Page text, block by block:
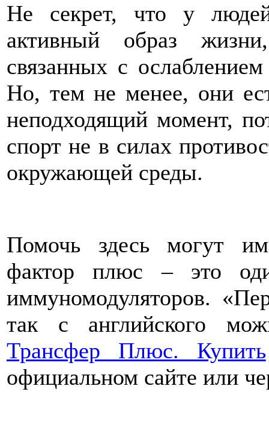
Не секрет, что у
активный образ
связанных с
Но, тем не менее, они
неподходящий момент,
спорт не в силах
окружающей среды.
Помочь здесь могут
фактор плюс – это
иммуномодуляторов.
так с английского
Трансфер Плюс. Купить
официальном сайте или